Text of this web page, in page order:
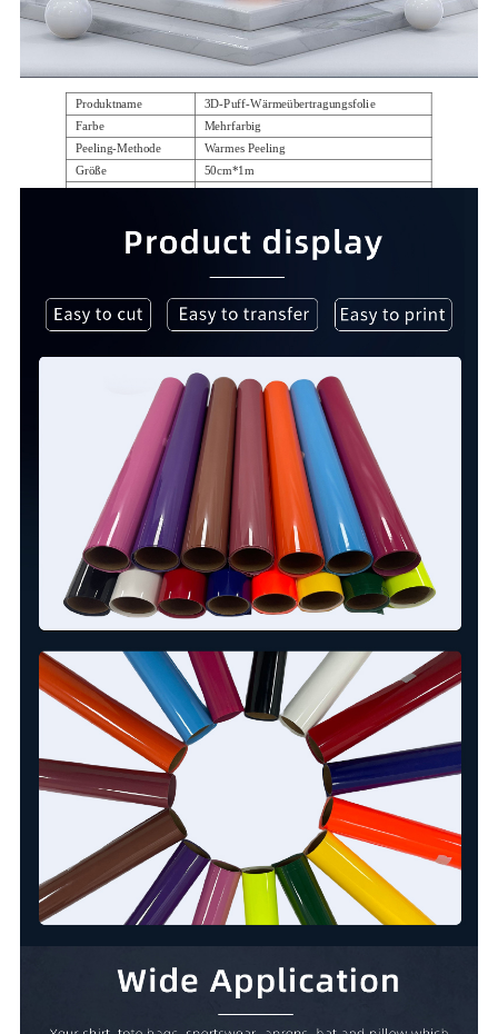
Produktname
3D-Puff-Wärmeübertragungsfolie
Farbe
Mehrfarbig
Peeling-Methode
Warmes Peeling
Größe
50cm*1m
Material
HTV